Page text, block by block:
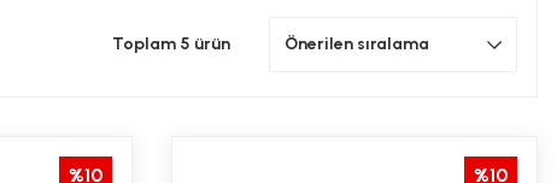
Toplam 5 ürün
%10
%10